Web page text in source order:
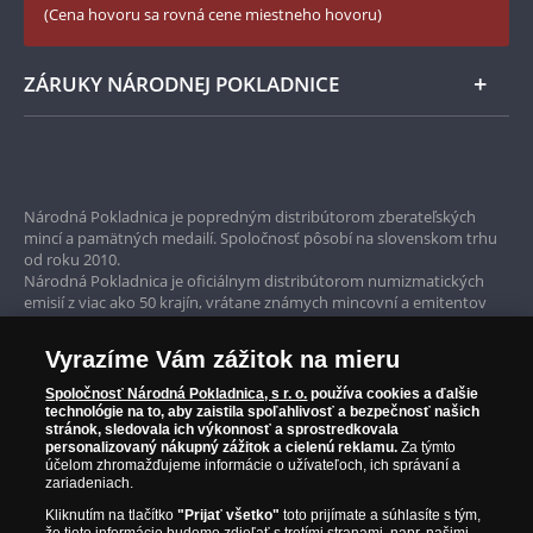
(Cena hovoru sa rovná cene miestneho hovoru)
ZÁRUKY NÁRODNEJ POKLADNICE
Garancia najvyššej kvality
Iba originálne produkty
Národná Pokladnica je popredným distribútorom zberateľských
mincí a pamätných medailí. Spoločnosť pôsobí na slovenskom trhu
od roku 2010.
Národná Pokladnica je oficiálnym distribútorom numizmatických
emisií z viac ako 50 krajín, vrátane známych mincovní a emitentov
ako je Britská kráľovská mincovňa, Kráľovská kanadská mincovňa,
Parížska mincovňa, Nórska mincovňa, Fínska mincovňa alebo
Austrálska mincovňa Perth. Spoločnosť svojim zákazníkom a
zberateľom garantuje, že všetky produkty sú v originálnej a v
prvotriednej kvalite, čo je doložené aj priloženým Certifikátom
autentickosti.
Vyrazíme Vám zážitok na mieru
Spoločnosť Národná Pokladnica, s r. o. používa cookies a ďalšie
technológie na to, aby zaistila spoľahlivosť a bezpečnosť našich
stránok, sledovala ich výkonnosť a sprostredkovala
personalizovaný nákupný zážitok a cielenú reklamu. Za týmto
účelom zhromažďujeme informácie o užívateľoch, ich správaní a
zariadeniach.
Kliknutím na tlačítko"Prijať všetko" toto prijímate a súhlasíte s tým,